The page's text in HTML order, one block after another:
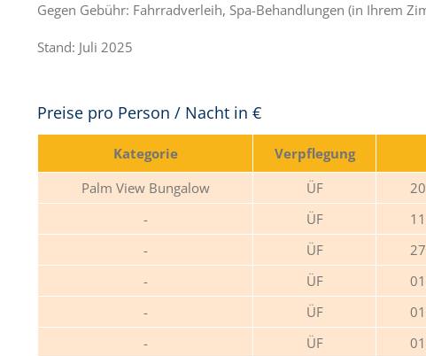
Gegen Gebühr: Fahrradverleih, Spa-Behandlungen (in Ihrem
Stand: Juli 2025
Preise pro Person / Nacht in €
Kategorie Verpflegung
Palm View Bungalow
ÜF
ÜF
ÜF
ÜF
ÜF
ÜF